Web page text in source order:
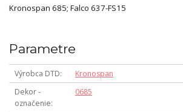
Kronospan 685; Falco 637-FS15
Parametre
Výrobca DTD
Kronospan
Dekor -
označenie
0685